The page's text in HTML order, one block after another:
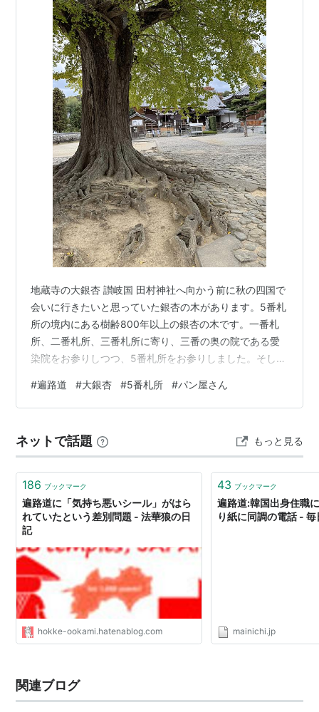
地蔵寺の大銀杏 讃岐国 田村神社へ向かう前に秋の四国で
会いに行きたいと思っていた銀杏の木があります。5番札
所の境内にある樹齢800年以上の銀杏の木です。一番札
所、二番札所、三番札所に寄り、三番の奥の院である愛
染院をお参りしつつ、5番札所をお参りしました。そし
父様が五百羅漢を造られたというご婦人との出会いがあ
った事もあり、再びお参りする事にしました。約7ｋｍほ
同じようで違う印象でした。少し迷ってウロウロしてい
ると、「この道で合ってるよ～」と声をかけて下さいま
した。お遍路の格好していなくても親切…
#遍路道 #大銀杏 #5番札所 #パン屋さん
ネットで話題 もっと見る
186 ブックマーク
遍路道に「気持ち悪いシール」がはら
れていたという差別問題 - 法華狼の日
記
hokke-ookami.hatenablog.com
43 ブックマーク
遍路道:韓国出身住職
り紙に同調の電話 -
mainichi.jp
関連ブログ